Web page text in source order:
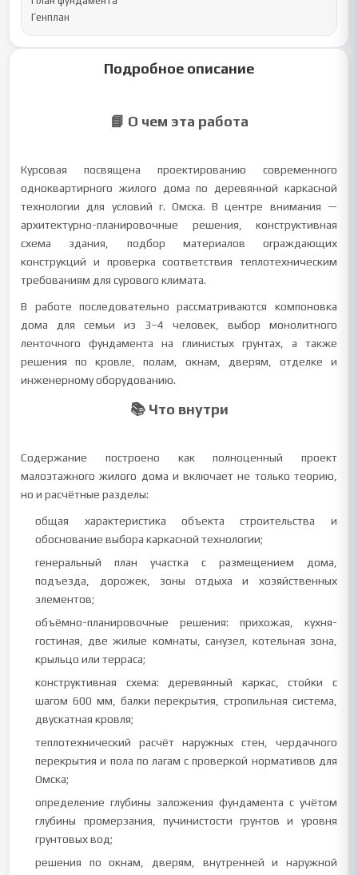
Генплан
Подробное описание
📘 О чем эта работа
Курсовая посвящена проектированию современного
одноквартирного жилого дома по деревянной каркасной
технологии для условий г. Омска. В центре внимания —
архитектурно-планировочные решения, конструктивная
схема здания, подбор материалов ограждающих
конструкций и проверка соответствия теплотехническим
требованиям для сурового климата.
В работе последовательно рассматриваются компоновка
дома для семьи из 3–4 человек, выбор монолитного
ленточного фундамента на глинистых грунтах, а также
решения по кровле, полам, окнам, дверям, отделке и
инженерному оборудованию.
📚 Что внутри
Содержание построено как полноценный проект
малоэтажного жилого дома и включает не только теорию,
но и расчётные разделы:
общая характеристика объекта строительства и
обоснование выбора каркасной технологии;
генеральный план участка с размещением дома,
подъезда, дорожек, зоны отдыха и хозяйственных
элементов;
объёмно-планировочные решения: прихожая, кухня-
гостиная, две жилые комнаты, санузел, котельная зона,
крыльцо или терраса;
конструктивная схема: деревянный каркас, стойки с
шагом 600 мм, балки перекрытия, стропильная система,
двускатная кровля;
теплотехнический расчёт наружных стен, чердачного
перекрытия и пола по лагам с проверкой нормативов для
Омска;
определение глубины заложения фундамента с учётом
глубины промерзания, пучинистости грунтов и уровня
грунтовых вод;
решения по окнам, дверям, внутренней и наружной